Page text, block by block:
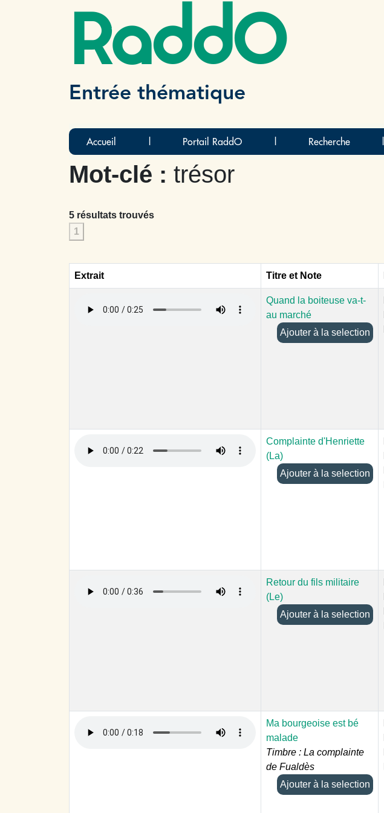
RaddO
Entrée thématique
Accueil Portail RaddO Recherche
Mot-clé : trésor
5 résultats trouvés
1
Extrait Titre et Note
Quand la boiteuse va-t-
au marché
Ajouter à la selection
Complainte d'Henriette
(La)
Ajouter à la selection
Retour du fils militaire
(Le)
Ajouter à la selection
Ma bourgeoise est bé
malade
Timbre : La complainte
de Fualdès
Ajouter à la selection